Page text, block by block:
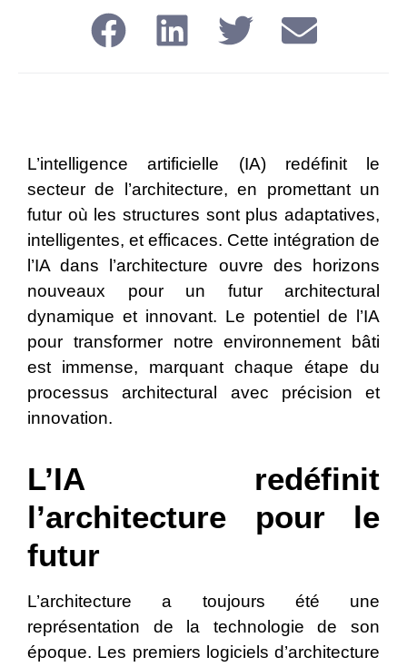
L’intelligence artificielle (IA) redéfinit le
secteur de l’architecture, en promettant un
futur où les structures sont plus adaptatives,
intelligentes, et efficaces. Cette intégration de
l’IA dans l’architecture ouvre des horizons
nouveaux pour un futur architectural
dynamique et innovant. Le potentiel de l’IA
pour transformer notre environnement bâti
est immense, marquant chaque étape du
processus architectural avec précision et
innovation.
L’IA redéfinit
l’architecture pour le
futur
L’architecture a toujours été une
représentation de la technologie de son
époque. Les premiers logiciels d’architecture